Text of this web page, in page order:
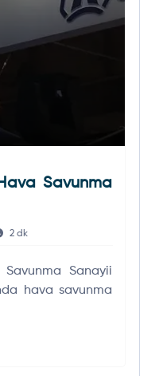
Savunma
2 dk
Savunma Sanayii
hava savunma